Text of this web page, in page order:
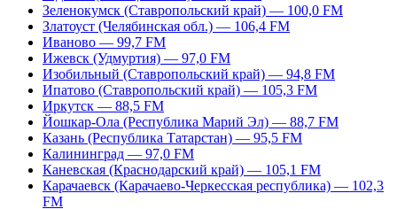
Зеленокумск (Ставропольский край) — 100,0 FM
Златоуст (Челябинская обл.) — 106,4 FM
Иваново — 99,7 FM
Ижевск (Удмуртия) — 97,0 FM
Изобильный (Ставропольский край) — 94,8 FM
Ипатово (Ставропольский край) — 105,3 FM
Иркутск — 88,5 FM
Йошкар-Ола (Республика Марий Эл) — 88,7 FM
Казань (Республика Татарстан) — 95,5 FM
Калининград — 97,0 FM
Каневская (Краснодарский край) — 105,1 FM
Карачаевск (Карачаево-Черкесская республика) — 102,3
FM